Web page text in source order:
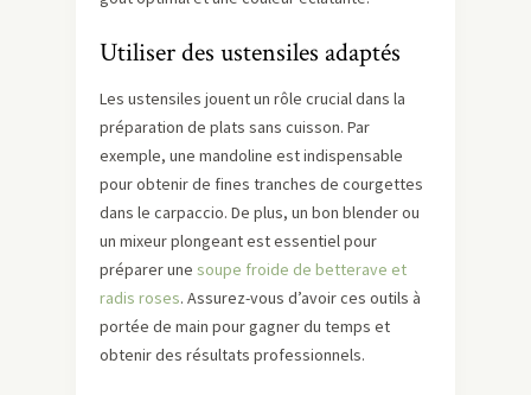
Utiliser des ustensiles adaptés
Les ustensiles jouent un rôle crucial dans la
préparation de plats sans cuisson. Par
exemple, une mandoline est indispensable
pour obtenir de fines tranches de courgettes
dans le carpaccio. De plus, un bon blender ou
un mixeur plongeant est essentiel pour
préparer une soupe froide de betterave et
radis roses. Assurez-vous d’avoir ces outils à
portée de main pour gagner du temps et
obtenir des résultats professionnels.